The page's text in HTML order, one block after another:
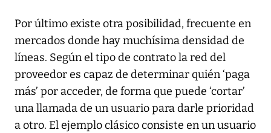
Por último existe otra posibilidad, frecuente en
mercados donde hay muchísima densidad de
líneas. Según el tipo de contrato la red del
proveedor es capaz de determinar quién ‘paga
más’ por acceder, de forma que puede ‘cortar’
una llamada de un usuario para darle prioridad
a otro. El ejemplo clásico consiste en un usuario